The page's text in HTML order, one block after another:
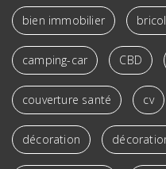
bien immobilier
camping-car CBD
couverture santé cv
décoration